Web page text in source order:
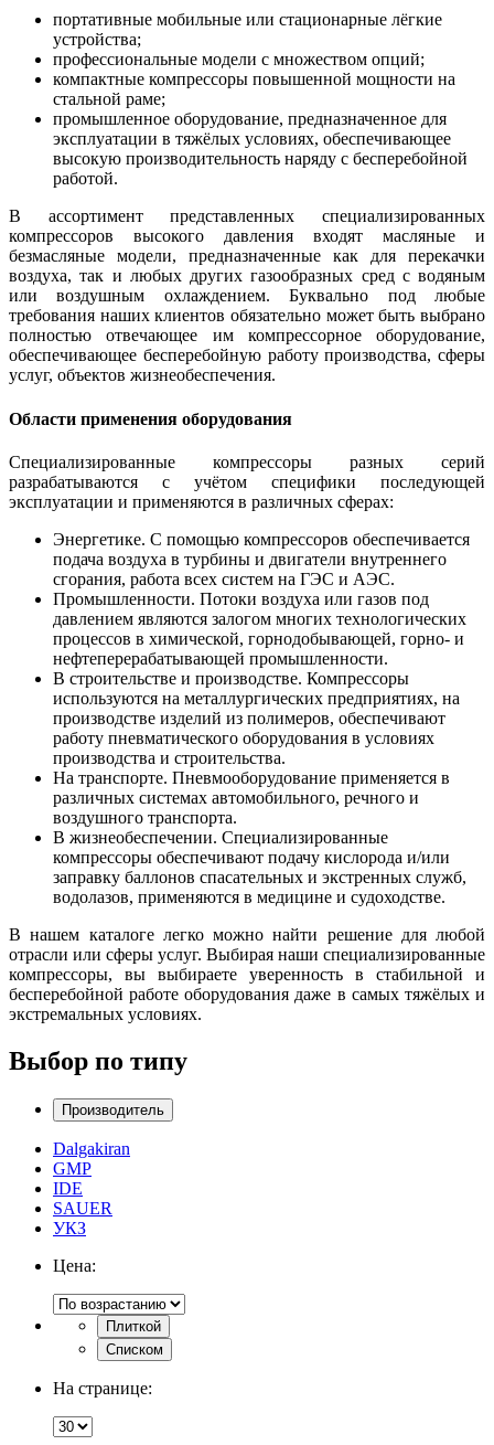
портативные мобильные или стационарные лёгкие
устройства;
профессиональные модели с множеством опций;
компактные компрессоры повышенной мощности на
стальной раме;
промышленное оборудование, предназначенное для
эксплуатации в тяжёлых условиях, обеспечивающее
высокую производительность наряду с бесперебойной
работой.
В ассортимент представленных специализированных
компрессоров высокого давления входят масляные и
безмасляные модели, предназначенные как для перекачки
воздуха, так и любых других газообразных сред с водяным
или воздушным охлаждением. Буквально под любые
требования наших клиентов обязательно может быть выбрано
полностью отвечающее им компрессорное оборудование,
обеспечивающее бесперебойную работу производства, сферы
услуг, объектов жизнеобеспечения.
Области применения оборудования
Специализированные компрессоры разных серий
разрабатываются с учётом специфики последующей
эксплуатации и применяются в различных сферах:
Энергетике. С помощью компрессоров обеспечивается
подача воздуха в турбины и двигатели внутреннего
сгорания, работа всех систем на ГЭС и АЭС.
Промышленности. Потоки воздуха или газов под
давлением являются залогом многих технологических
процессов в химической, горнодобывающей, горно- и
нефтеперерабатывающей промышленности.
В строительстве и производстве. Компрессоры
используются на металлургических предприятиях, на
производстве изделий из полимеров, обеспечивают
работу пневматического оборудования в условиях
производства и строительства.
На транспорте. Пневмооборудование применяется в
различных системах автомобильного, речного и
воздушного транспорта.
В жизнеобеспечении. Специализированные
компрессоры обеспечивают подачу кислорода и/или
заправку баллонов спасательных и экстренных служб,
водолазов, применяются в медицине и судоходстве.
В нашем каталоге легко можно найти решение для любой
отрасли или сферы услуг. Выбирая наши специализированные
компрессоры, вы выбираете уверенность в стабильной и
бесперебойной работе оборудования даже в самых тяжёлых и
экстремальных условиях.
Выбор по типу
Производитель
Dalgakiran
GMP
IDE
SAUER
УКЗ
Цена:
Плиткой
Списком
На странице: